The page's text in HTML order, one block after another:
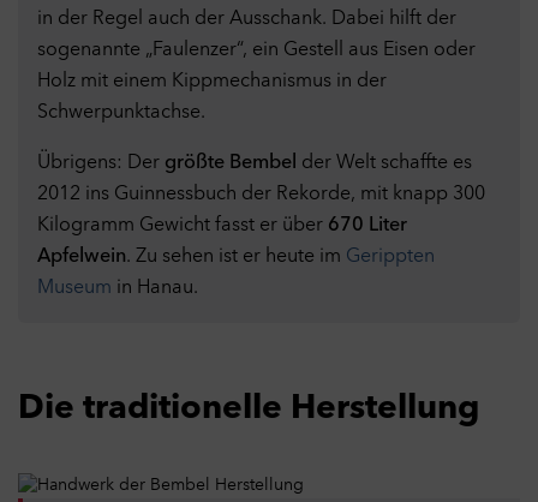
in der Regel auch der Ausschank. Dabei hilft der
sogenannte „Faulenzer“, ein Gestell aus Eisen oder
Holz mit einem Kippmechanismus in der
Schwerpunktachse.
Übrigens: Der größte Bembel der Welt schaffte es
2012 ins Guinnessbuch der Rekorde, mit knapp 300
Kilogramm Gewicht fasst er über 670 Liter
Apfelwein. Zu sehen ist er heute im Gerippten
Museum in Hanau.
Die traditionelle Herstellung